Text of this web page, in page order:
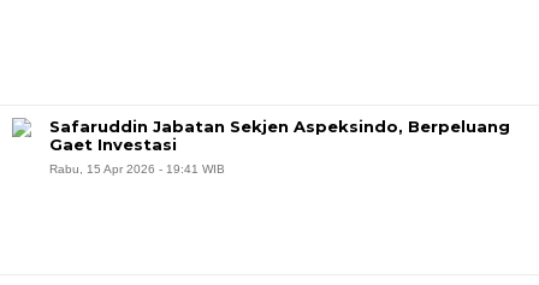
Safaruddin Jabatan Sekjen Aspeksindo, Berpeluang
Gaet Investasi
Rabu, 15 Apr 2026 - 19:41 WIB